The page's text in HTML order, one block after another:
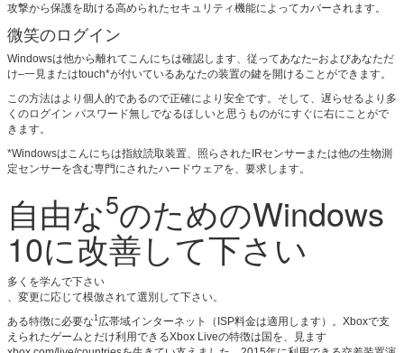
攻撃から保護を助ける高められたセキュリティ機能によってカバーされます。
微笑のログイン
Windowsは他から離れてこんにちは確認します、従ってあなた–およびあなただ
け–一見またはtouch*が付いているあなたの装置の鍵を開けることができます。
この方法はより個人的であるので正確により安全です。そして、遅らせるより多
くのログイン パスワード無しでなるほしいと思うものがにすぐに右にことがで
きます。
*Windowsはこんにちは指紋読取装置、照らされたIRセンサーまたは他の生物測
定センサーを含む専門にされたハードウェアを、要求します。
自由な5のためのWindows
10に改善して下さい
多くを学んで下さい
、変更に応じて模倣されて選別して下さい。
ある特徴に必要な1広帯域インターネット（ISP料金は適用します）。Xboxで支
えられたゲームとだけ利用できるXbox Liveの特徴は国を、見ます